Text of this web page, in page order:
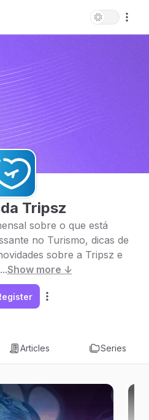
Tripsz
sobre o que está
no Turismo, dicas de
sobre a Tripsz e
Show more ↓
Articles Series